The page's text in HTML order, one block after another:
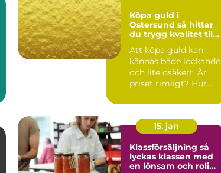
Köpa guld i
Östersund så hittar
du trygg kvalitet till
Att köpa guld kan
kännas både lockande
och lite osäkert. Är
priset rimligt? Hur
15. jan
Klassförsäljning så
lyckas klassen med
en lönsam och rolig